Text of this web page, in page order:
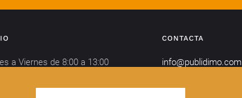
a Viernes de 8:00 a 13:00
CONTACTA
info@publidimo.com